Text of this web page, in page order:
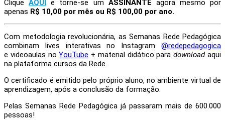
CliqueAQUI e torne-se um ASSINANTE agora mesmo por
apenas R$ 10,00 por mês ou R$ 100,00 por ano.
Com metodologia revolucionária, as Semanas Rede Pedagógica
combinam lives interativas no Instagram
@redepedagogica
e videoaulas noYouTube + material didático paradownloadaqui
na plataforma cursos da Rede.
O certificado é emitido pelo próprio aluno, no ambiente virtual de
aprendizagem, após a conclusão da formação.
Pelas Semanas Rede Pedagógica já passaram mais de 600.000
pessoas!